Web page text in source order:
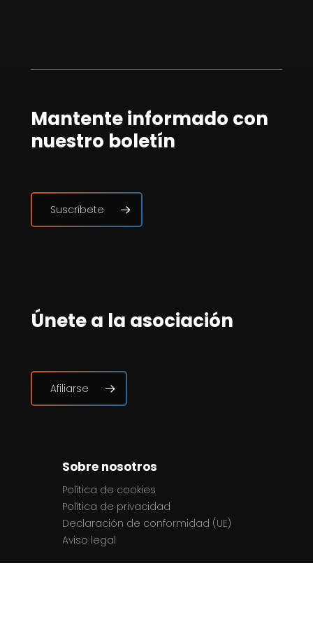
Mantente informado con
nuestro boletín
Suscríbete
Únete a la asociación
Afiliarse
Sobre nosotros
Política de cookies
Política de privacidad
Declaración de conformidad (UE)
Aviso legal